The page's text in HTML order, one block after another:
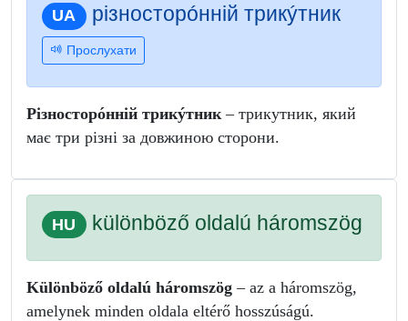
UA різносторóнній трикýтник
Прослухати
Різносторóнній трикýтник – трикутник, який
має три різні за довжиною сторони.
HU különböző oldalú háromszög
Különböző oldalú háromszög – az a háromszög,
amelynek minden oldala eltérő hosszúságú.